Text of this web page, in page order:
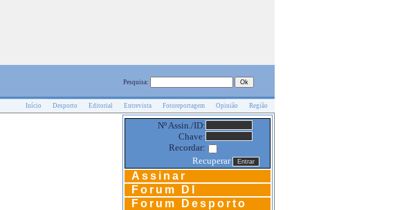
Pesquisa:
Início Desporto Editorial Entrevista Fotoreportagem Opinião Região
Nº Assin./ID:
Chave:
Recordar:
Recuperar
Assinar
Forum DI
Forum Desporto